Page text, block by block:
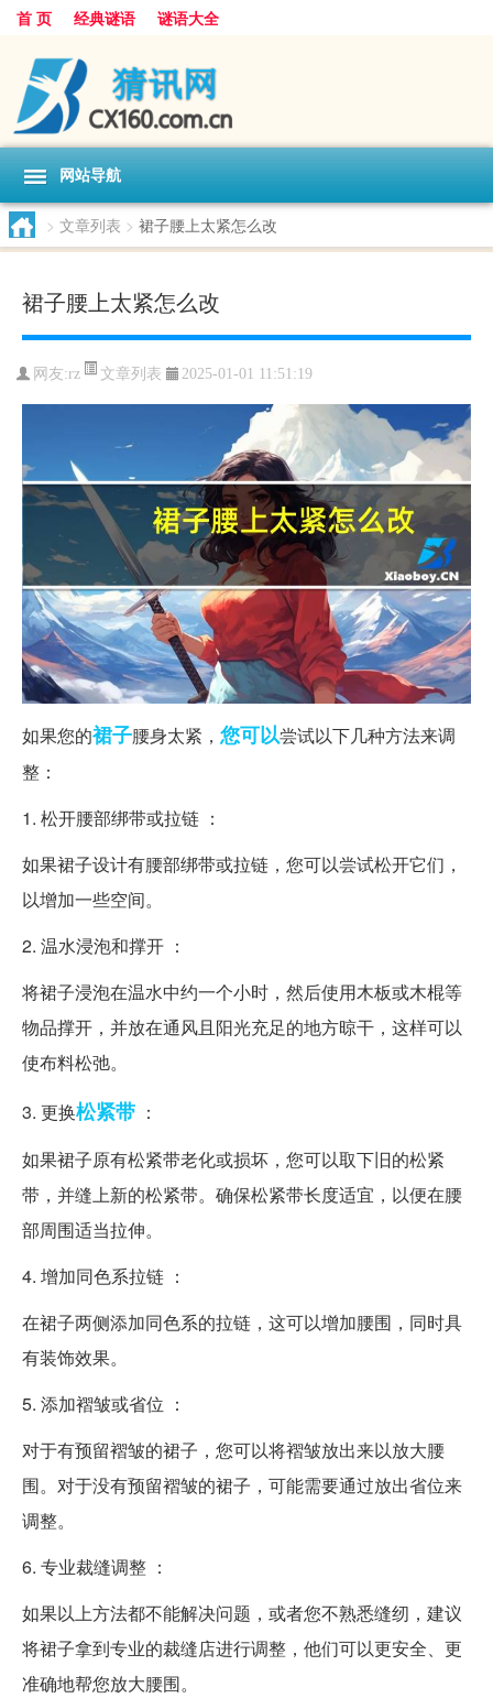
首 页 经典谜语 谜语大全
网站导航
> 文章列表 > 裙子腰上太紧怎么改
裙子腰上太紧怎么改
网友:rz 文章列表 2025-01-01 11:51:19
如果您的裙子腰身太紧， 您可以尝试以下几种方法来调
整：
1. 松开腰部绑带或拉链 ：
如果裙子设计有腰部绑带或拉链，您可以尝试松开它们，
以增加一些空间。
2. 温水浸泡和撑开 ：
将裙子浸泡在温水中约一个小时，然后使用木板或木棍等
物品撑开，并放在通风且阳光充足的地方晾干，这样可以
使布料松弛。
3. 更换松紧带 ：
如果裙子原有松紧带老化或损坏，您可以取下旧的松紧
带，并缝上新的松紧带。确保松紧带长度适宜，以便在腰
部周围适当拉伸。
4. 增加同色系拉链 ：
在裙子两侧添加同色系的拉链，这可以增加腰围，同时具
有装饰效果。
5. 添加褶皱或省位 ：
对于有预留褶皱的裙子，您可以将褶皱放出来以放大腰
围。对于没有预留褶皱的裙子，可能需要通过放出省位来
调整。
6. 专业裁缝调整 ：
如果以上方法都不能解决问题，或者您不熟悉缝纫，建议
将裙子拿到专业的裁缝店进行调整，他们可以更安全、更
准确地帮您放大腰围。